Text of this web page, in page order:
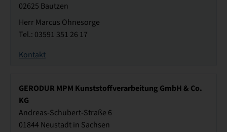
02625 Bautzen
Herr Marcus Ohnesorge
Tel.: 03591 351 26 17
Kontakt
GERODUR MPM Kunststoffverarbeitung GmbH & Co.
KG
Andreas-Schubert-Straße 6
01844 Neustadt in Sachsen